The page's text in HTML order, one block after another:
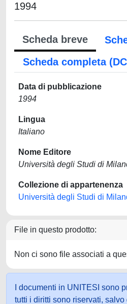
1994
Scheda breve
Scheda completa
Data di pubblicazione
1994
Lingua
Italiano
Nome Editore
Università degli Studi di
Collezione di appartenenza
Università degli Studi di
File in questo prodotto:
Non ci sono file associati a
I documenti in UNITESI sono
tutti i diritti sono riservati,